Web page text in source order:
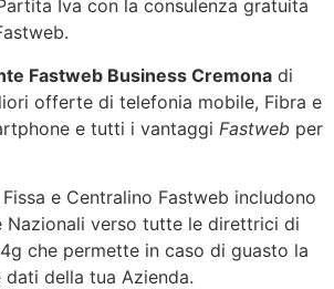
Iva con la consulenza gratuita
Fastweb Business Cremona di
offerte di telefonia mobile, Fibra e
e tutti i vantaggi Fastweb per
e Centralino Fastweb includono
Nazionali verso tutte le direttrici di
che permette in caso di guasto la
della tua Azienda.